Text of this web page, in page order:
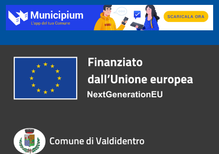
Comune di Valdidentro